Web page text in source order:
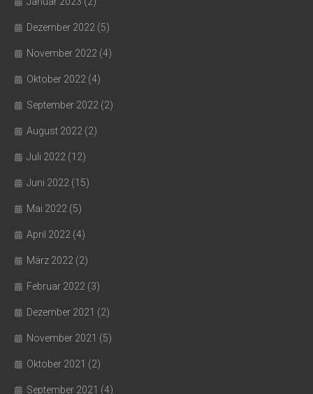
Dezember 2022 (5)
November 2022 (4)
Oktober 2022 (4)
September 2022 (2)
August 2022 (2)
Juli 2022 (12)
Juni 2022 (15)
Mai 2022 (5)
April 2022 (4)
März 2022 (2)
Februar 2022 (3)
Dezember 2021 (2)
November 2021 (5)
Oktober 2021 (2)
September 2021 (4)